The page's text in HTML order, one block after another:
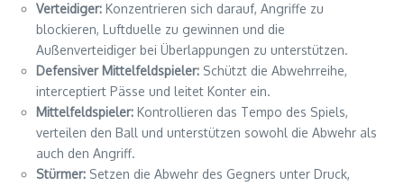
Verteidiger: Konzentrieren sich darauf, Angriffe zu
blockieren, Luftduelle zu gewinnen und die
Außenverteidiger bei Überlappungen zu unterstützen.
Defensiver Mittelfeldspieler: Schützt die Abwehrreihe,
interceptiert Pässe und leitet Konter ein.
Mittelfeldspieler: Kontrollieren das Tempo des Spiels,
verteilen den Ball und unterstützen sowohl die Abwehr als
auch den Angriff.
Stürmer: Setzen die Abwehr des Gegners unter Druck,